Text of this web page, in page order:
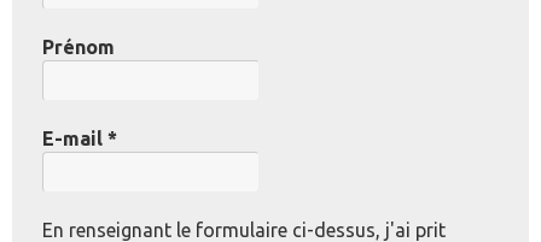
Prénom
E-mail *
En renseignant le formulaire ci-dessus, j'ai prit